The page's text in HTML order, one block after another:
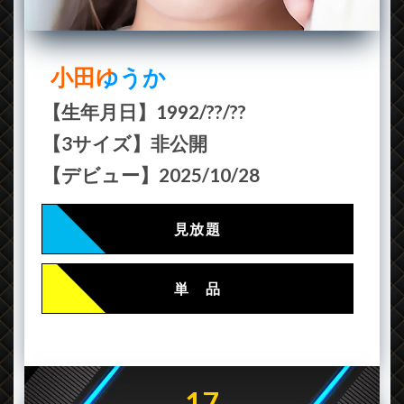
小田ゆうか
【生年月日】1992/??/??
【3サイズ】非公開
【デビュー】2025/10/28
見放題
単 品